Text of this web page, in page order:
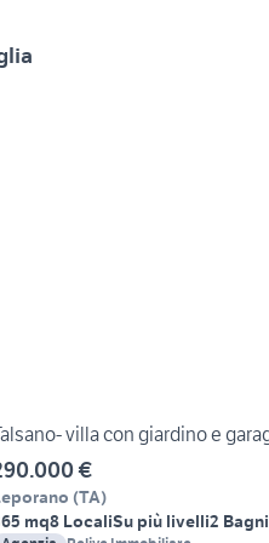
villa con giardino e
€
(TA)
mq8 LocaliSu più livelli2 Bagni